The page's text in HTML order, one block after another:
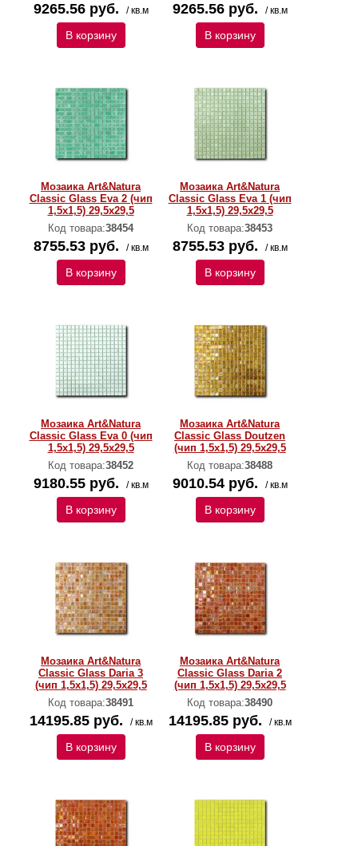
9265.56 руб. / кв.м
В корзину
9265.56 руб. / кв.м
В корзину
Мозаика Art&Natura
Classic Glass Eva 2 (чип
1,5х1,5) 29,5x29,5
Код товара:38454
8755.53 руб. / кв.м
В корзину
Мозаика Art&Natura
Classic Glass Eva 1 (чип
1,5х1,5) 29,5x29,5
Код товара:38453
8755.53 руб. / кв.м
В корзину
Мозаика Art&Natura
Classic Glass Eva 0 (чип
1,5х1,5) 29,5x29,5
Код товара:38452
9180.55 руб. / кв.м
В корзину
Мозаика Art&Natura
Classic Glass Doutzen
(чип 1,5х1,5) 29,5x29,5
Код товара:38488
9010.54 руб. / кв.м
В корзину
Мозаика Art&Natura
Classic Glass Daria 3
(чип 1,5х1,5) 29,5x29,5
Код товара:38491
14195.85 руб. / кв.м
В корзину
Мозаика Art&Natura
Classic Glass Daria 2
(чип 1,5х1,5) 29,5x29,5
Код товара:38490
14195.85 руб. / кв.м
В корзину